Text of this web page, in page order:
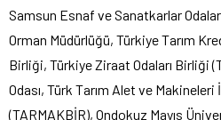
Samsun Esnaf ve Sanatkarlar
Orman Müdürlüğü, Türkiye Tarım
Birliği, Türkiye Ziraat Odaları Birliği
Odası, Türk Tarım Alet ve Makineleri
(TARMAKBİR), Ondokuz Mayıs